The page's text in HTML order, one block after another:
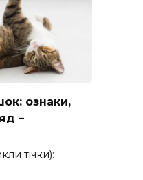
ознаки,
–
тічки):